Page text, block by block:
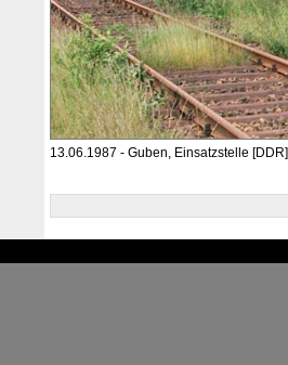
13.06.1987 - Guben, Einsatzstelle [DDR]